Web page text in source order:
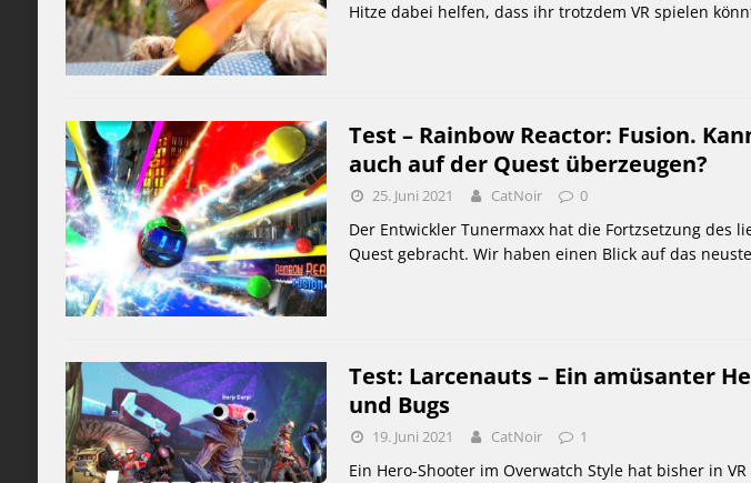
Hitze dabei helfen, dass ihr trotzdem VR spielen
Test – Rainbow Reactor: Fusion.
auch auf der Quest überzeugen?
25. Juni 2021 CatNoir 0
Der Entwickler Tunermaxx hat die Fortzsetzung des
Quest gebracht. Wir haben einen Blick auf das
Test: Larcenauts – Ein amüsanter
und Bugs
19. Juni 2021 CatNoir 1
Ein Hero-Shooter im Overwatch Style hat bisher in